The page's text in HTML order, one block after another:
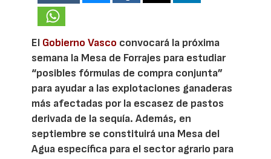
El Gobierno Vasco convocará la próxima
semana la Mesa de Forrajes para estudiar
“posibles fórmulas de compra conjunta”
para ayudar a las explotaciones ganaderas
más afectadas por la escasez de pastos
derivada de la sequía. Además, en
septiembre se constituirá una Mesa del
Agua específica para el sector agrario para